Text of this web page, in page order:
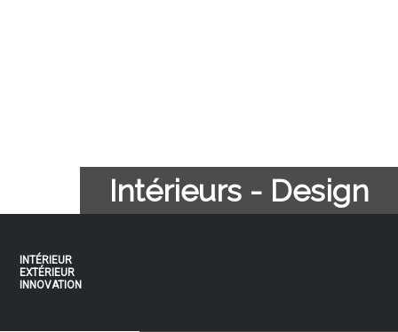
Intérieurs - Design
INTÉRIEUR
EXTÉRIEUR
INNOVATION